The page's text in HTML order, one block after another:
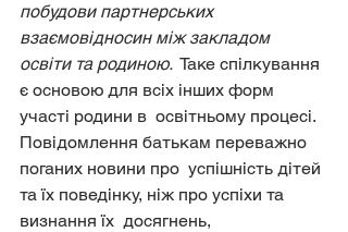
побудови партнерських
взаємовідносин між закладом
освіти та родиною.
  Таке спілкування
є основою для всіх інших форм
участі родини в  освітньому процесі.
Повідомлення батькам переважно
поганих новини про  успішність дітей
та їх поведінку, ніж про успіхи та
визнання їх  досягнень,